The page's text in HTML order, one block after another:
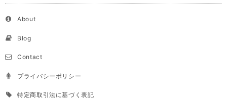
About
Blog
Contact
プライバシーポリシー
特定商取引法に基づく表記